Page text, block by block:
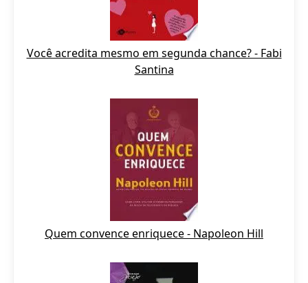
Você acredita mesmo em segunda chance? - Fabi
Santina
Quem convence enriquece - Napoleon Hill